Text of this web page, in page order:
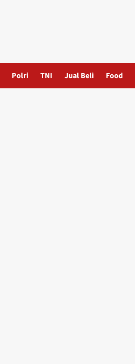
Polri TNI Jual Beli Food